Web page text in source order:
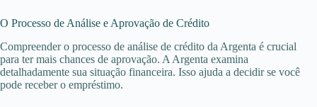
O Processo de Análise e Aprovação de Crédito
Compreender o processo de análise de crédito da Argenta é crucial
para ter mais chances de aprovação. A Argenta examina
detalhadamente sua situação financeira. Isso ajuda a decidir se você
pode receber o empréstimo.